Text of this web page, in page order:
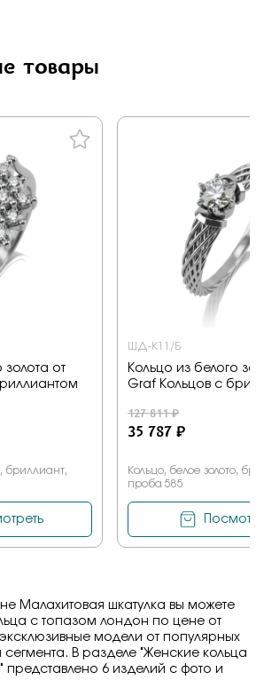
товары
золота от
бриллиант,
ШД-К11/Б
Кольцо из белого
Graf Кольцов с
127 811 ₽
35 787 ₽
Кольцо, белое золото,
проба 585
Малахитовая шкатулка вы можете
с топазом лондон по цене от
модели от популярных
В разделе "Женские кольца
представлено 6 изделий с фото и